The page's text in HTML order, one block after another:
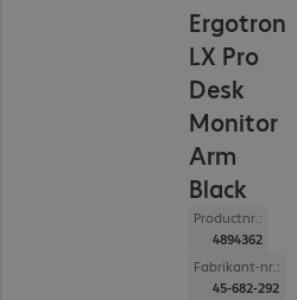
Ergotron
LX Pro
Desk
Monitor
Arm
Black
Productnr.:
4894362
Fabrikant-nr.:
45-682-292